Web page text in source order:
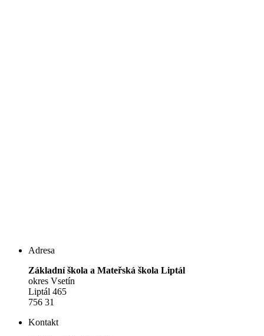
Adresa
Základní škola a Mateřská škola Liptál
okres Vsetín
Liptál 465
756 31
Kontakt